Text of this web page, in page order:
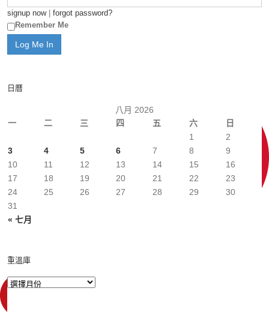
signup now| forgot password?
Remember Me
日曆
八月 2026
一
二 三 四 五 六 日
« 七月
1
2
3
4 5 6 7 8
9
10
11 12 13 14 15
16
17
18 19 20 21 22
23
24
25 26 27 28 29
30
31
重溫庫